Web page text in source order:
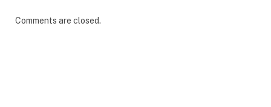
Comments are closed.